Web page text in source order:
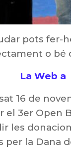
pots fer-
o bé
La Web a
16 de
el 3er Open
les
per la Dana